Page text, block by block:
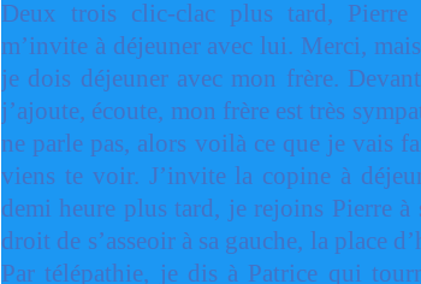
Deux trois clic-clac plus tard, Pierre
m’invite à déjeuner avec lui. Merci,
je dois déjeuner avec mon frère.
j’ajoute, écoute, mon frère est très
ne parle pas, alors voilà ce que je vais
viens te voir. J’invite la copine à
demi heure plus tard, je rejoins Pierre à
droit de s’asseoir à sa gauche, la place
Par télépathie, je dis à Patrice qui